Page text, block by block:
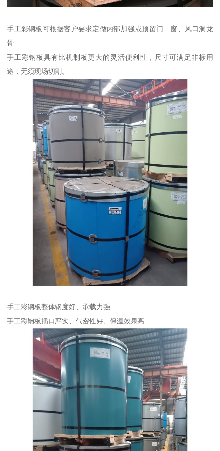
手工彩钢板可根据客户要求定做内部加强或预留门、窗、风口洞龙
骨
手工彩钢板具有比机制板更大的灵活便利性，尺寸可满足非标用
途，无须现场切割。
手工彩钢板整体钢度好、承载力强
手工彩钢板插口严实、气密性好、保温效果高